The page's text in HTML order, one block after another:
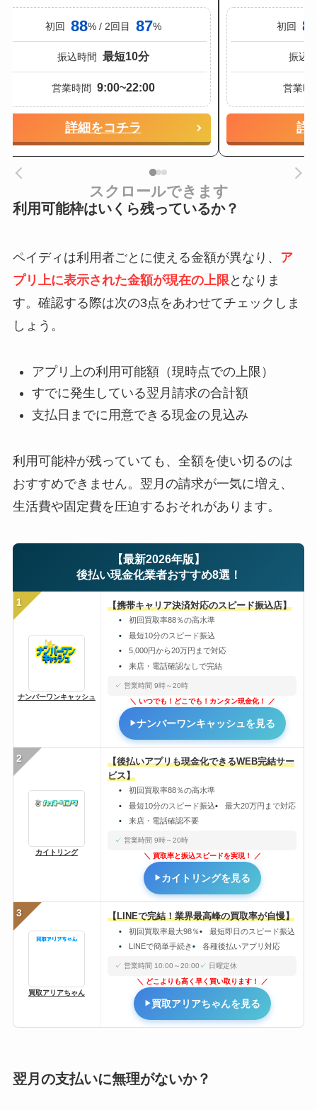
初回 88% / 2回目 87%
振込時間 最短10分
営業時間 9:00~22:00
詳細をコチラ
初回
振込
営業時
詳
スクロールできます
利用可能枠はいくら残っているか？
ペイディは利用者ごとに使える金額が異なり、 ア
プリ上に表示された金額が現在の上限となりま
す。確認する際は次の3点をあわせてチェックしま
しょう。
アプリ上の利用可能額（現時点での上限）
すでに発生している翌月請求の合計額
支払日までに用意できる現金の見込み
利用可能枠が残っていても、全額を使い切るのは
おすすめできません。翌月の請求が一気に増え、
生活費や固定費を圧迫するおそれがあります。
【最新2026年版】
後払い現金化業者おすすめ8選！
1
ナンバーワンキャッシュ
【携帯キャリア決済対応のスピード振込店】
初回買取率88％の高水準
最短10分のスピード振込
5,000円から20万円まで対応
来店・電話確認なしで完結
営業時間 9時～20時
いつでも！どこでも！カンタン現金化！
ナンバーワンキャッシュを見る
2
カイトリング
【後払いアプリも現金化できるWEB完結サー
ビス】
初回買取率88％の高水準
最短10分のスピード振込
最大20万円まで対応
来店・電話確認不要
営業時間 9時～20時
買取率と振込スピードを実現！
カイトリングを見る
3
買取アリアちゃん
【LINEで完結！業界最高峰の買取率が自慢】
初回買取率最大98％
最短即日のスピード振込
LINEで簡単手続き
各種後払いアプリ対応
営業時間 10:00～20:00
日曜定休
どこよりも高く早く買い取ります！
買取アリアちゃんを見る
翌月の支払いに無理がないか？